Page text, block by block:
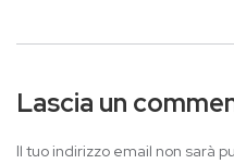
Lascia un
Il tuo indirizzo email non sarà